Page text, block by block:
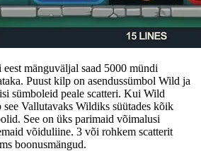
mänguväljal saad 5000 mündi
Puust kilp on asendussümbol Wild ja
sümboleid peale scatteri. Kui Wild
see Vallutavaks Wildiks süütades kõik
See on üks parimaid võimalusi
võiduliine. 3 või rohkem scatterit
boonusmängud.